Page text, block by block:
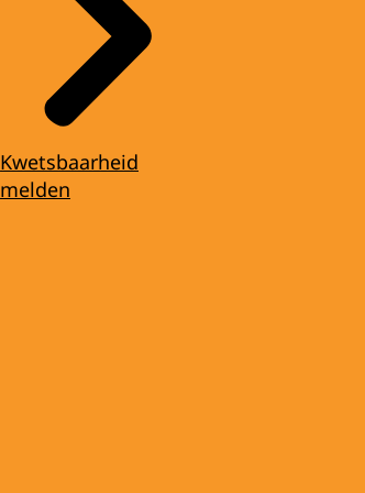
Kwetsbaarheid
melden